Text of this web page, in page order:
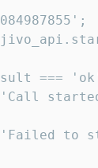
===
to